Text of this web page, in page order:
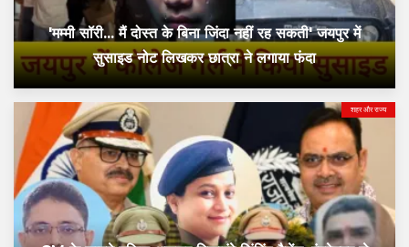
'मम्मी सॉरी... मैं दोस्त के बिना जिंदा नहीं रह सकती' जयपुर में
सुसाइड नोट लिखकर छात्रा ने लगाया फंदा
शहर और राज्य